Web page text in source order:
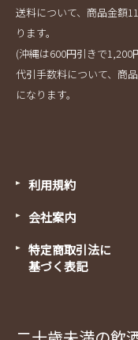
送料について、商品金額
ります。
(沖縄は600円引きで1,200
代引手数料について、商
になります。
利用規約
会社案内
特定商取引法に
基づく表記